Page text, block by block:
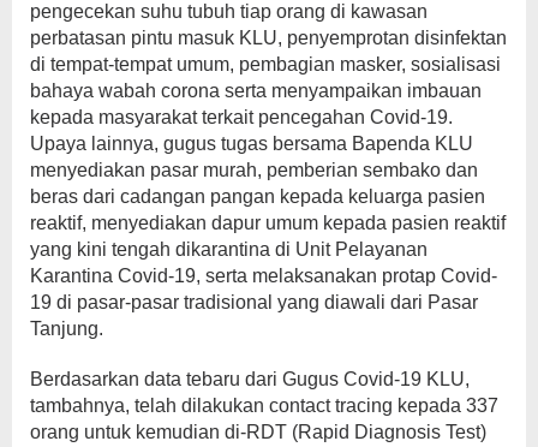
pengecekan suhu tubuh tiap orang di kawasan
perbatasan pintu masuk KLU, penyemprotan disinfektan
di tempat-tempat umum, pembagian masker, sosialisasi
bahaya wabah corona serta menyampaikan imbauan
kepada masyarakat terkait pencegahan Covid-19.
Upaya lainnya, gugus tugas bersama Bapenda KLU
menyediakan pasar murah, pemberian sembako dan
beras dari cadangan pangan kepada keluarga pasien
reaktif, menyediakan dapur umum kepada pasien reaktif
yang kini tengah dikarantina di Unit Pelayanan
Karantina Covid-19, serta melaksanakan protap Covid-
19 di pasar-pasar tradisional yang diawali dari Pasar
Tanjung.
Berdasarkan data tebaru dari Gugus Covid-19 KLU,
tambahnya, telah dilakukan contact tracing kepada 337
orang untuk kemudian di-RDT (Rapid Diagnosis Test)